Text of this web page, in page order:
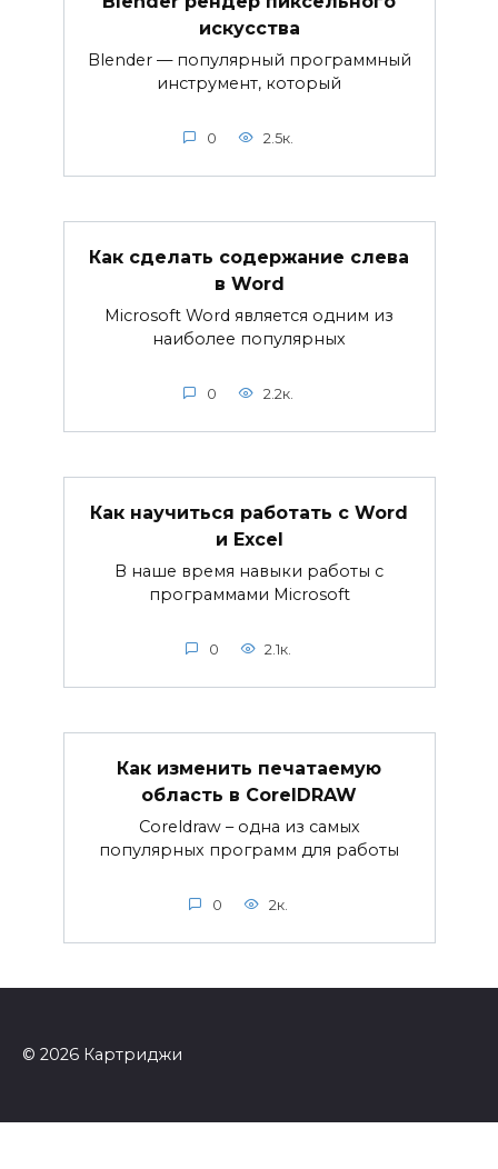
искусства
Blender — популярный программный
инструмент, который
0 2.5к.
Как сделать содержание слева
в Word
Microsoft Word является одним из
наиболее популярных
0 2.2к.
Как научиться работать с Word
и Excel
В наше время навыки работы с
программами Microsoft
0 2.1к.
Как изменить печатаемую
область в CorelDRAW
Coreldraw – одна из самых
популярных программ для работы
0 2к.
© 2026 Картриджи